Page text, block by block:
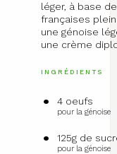
léger, à base
françaises
une génoise
une crème
INGRÉDIENTS
4 oeufs
pour la génoise
125g de
pour la génoise